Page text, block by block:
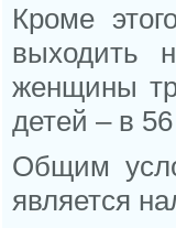
Кроме
выходить
женщины
детей – в 56
Общим
является